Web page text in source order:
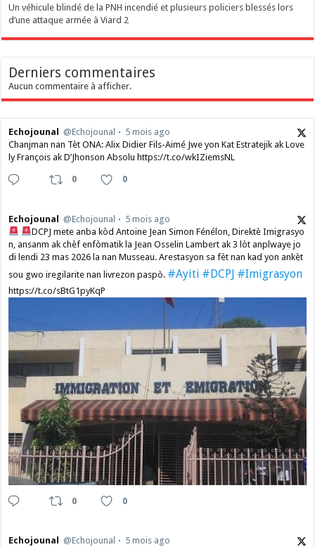
Un véhicule blindé de la PNH incendié et plusieurs policiers blessés lors
d’une attaque armée à Viard 2
Derniers commentaires
Aucun commentaire à afficher.
Echojounal @Echojounal
5 mois ago
Chanjman nan Tèt ONA: Alix Didier Fils-Aimé Jwe yon Kat Estratejik ak Love
ly François ak D’Jhonson Absolu https://t.co/wkIZiemsNL
0 0
Echojounal @Echojounal
5 mois ago
DCPJ mete anba kòd Antoine Jean Simon Fénélon, Direktè Imigrasyo
n, ansanm ak chèf enfòmatik la Jean Osselin Lambert ak 3 lòt anplwaye jo
di lendi 23 mas 2026 la nan Musseau. Arestasyon sa fèt nan kad yon ankèt
sou gwo iregilarite nan livrezon paspò. #Ayiti #DCPJ #Imigrasyon
https://t.co/sBtG1pyKqP
0 0
Echojounal @Echojounal
5 mois ago